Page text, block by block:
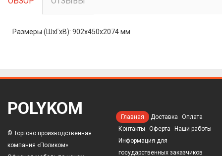
Размеры (ШхГхВ): 902x450x2074 мм
POLYKOM
© Торгово производственная
компания «Поликом»
Главная Доставка
Оплата
Контакты
Оферта
Наши работы
Информация для
государственных заказчиков